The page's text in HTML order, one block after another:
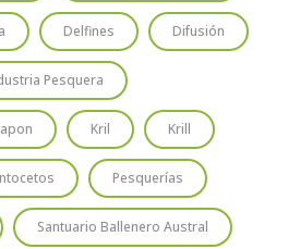
Delfines Difusión
Pesquera
Kril Krill
Pesquerías
Santuario Ballenero Austral